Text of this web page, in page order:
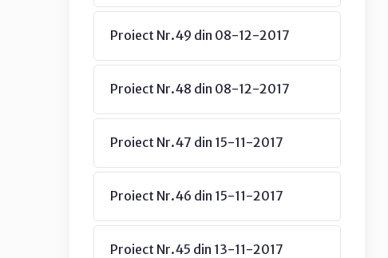
Proiect Nr.49 din 08-12-2017
Proiect Nr.48 din 08-12-2017
Proiect Nr.47 din 15-11-2017
Proiect Nr.46 din 15-11-2017
Proiect Nr.45 din 13-11-2017